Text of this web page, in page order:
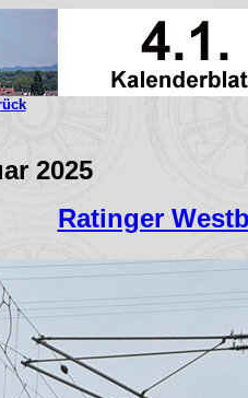
2025
Ratinger